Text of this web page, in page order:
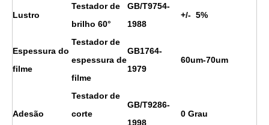
Lustro
Testador de
brilho 60°
GB/T9754-
1988
+/- 5%
Espessura do
filme
Testador de
espessura de
filme
GB1764-
1979
60um-70um
Adesão
Testador de
corte
GB/T9286-
1998
0 Grau